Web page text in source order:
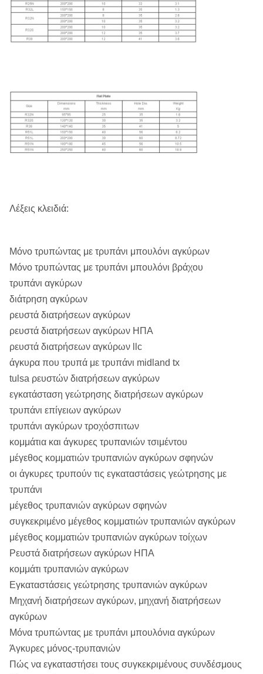
Λέξεις κλειδιά:
Μόνο τρυπώντας με τρυπάνι μπουλόνι αγκύρων
Μόνο τρυπώντας με τρυπάνι μπουλόνι βράχου
τρυπάνι αγκύρων
διάτρηση αγκύρων
ρευστά διατρήσεων αγκύρων
ρευστά διατρήσεων αγκύρων ΗΠΑ
ρευστά διατρήσεων αγκύρων llc
άγκυρα που τρυπά με τρυπάνι midland tx
tulsa ρευστών διατρήσεων αγκύρων
εγκατάσταση γεώτρησης διατρήσεων αγκύρων
τρυπάνι επίγειων αγκύρων
τρυπάνι αγκύρων τροχόσπιτων
κομμάτια και άγκυρες τρυπανιών τσιμέντου
μέγεθος κομματιών τρυπανιών αγκύρων σφηνών
οι άγκυρες τρυπούν τις εγκαταστάσεις γεώτρησης με
τρυπάνι
μέγεθος τρυπανιών αγκύρων σφηνών
συγκεκριμένο μέγεθος κομματιών τρυπανιών αγκύρων
μέγεθος κομματιών τρυπανιών αγκύρων τοίχων
Ρευστά διατρήσεων αγκύρων ΗΠΑ
κομμάτι τρυπανιών αγκύρων
Εγκαταστάσεις γεώτρησης τρυπανιών αγκύρων
Μηχανή διατρήσεων αγκύρων, μηχανή διατρήσεων
αγκύρων
Μόνα τρυπώντας με τρυπάνι μπουλόνια αγκύρων
Άγκυρες μόνος-τρυπανιών
Πώς να εγκαταστήσει τους συγκεκριμένους συνδέσμους